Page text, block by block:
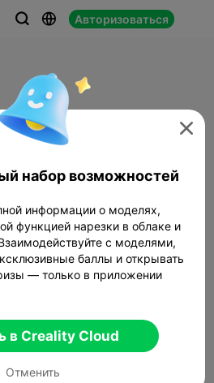
  Авторизоваться

набор возможностей
информации о моделях,
функцией нарезки в облаке и
с моделями,
баллы и открывать
— только в приложении
в Creality Cloud
Отменить